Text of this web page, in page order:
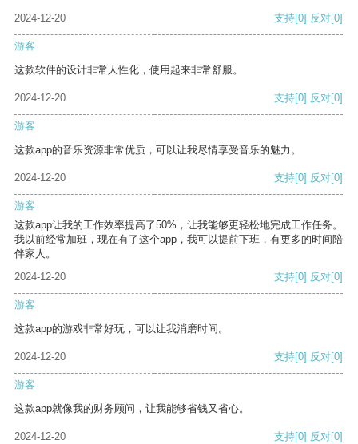
2024-12-20 支持[0] 反对[0]
游客
这款软件的设计非常人性化，使用起来非常舒服。
2024-12-20 支持[0] 反对[0]
游客
这款app的音乐资源非常优质，可以让我尽情享受音乐的魅力。
2024-12-20 支持[0] 反对[0]
游客
这款app让我的工作效率提高了50%，让我能够更轻松地完成工作任务。
我以前经常加班，现在有了这个app，我可以提前下班，有更多的时间陪
伴家人。
2024-12-20
支持[0] 反对[0]
游客
这款app的游戏非常好玩，可以让我消磨时间。
2024-12-20 支持[0] 反对[0]
游客
这款app就像我的财务顾问，让我能够省钱又省心。
2024-12-20 支持[0] 反对[0]